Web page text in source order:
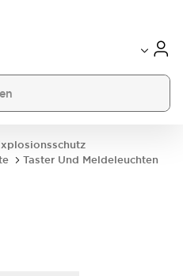
Taster Und Meldeleuchten